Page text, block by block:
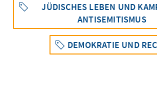
JÜDISCHES LEBEN UND
ANTISEMITISMUS
DEMOKRATIE UND